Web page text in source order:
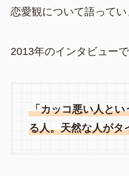
恋愛観について語ってい
2013年のインタビュー
「カッコ悪い人とい
る人。天然な人がタ